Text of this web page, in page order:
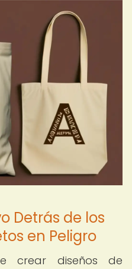
Detrás de los
en Peligro
crear diseños de